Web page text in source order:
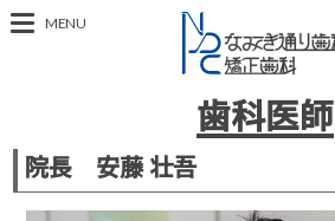
MENU
歯科医師
院長 安藤 壮吾